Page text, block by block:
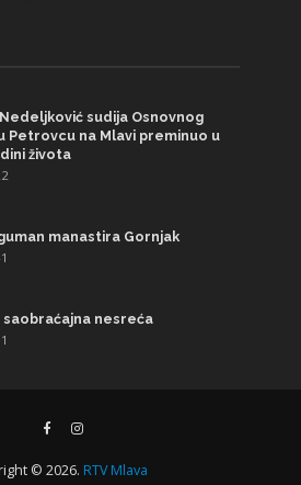
sudija Osnovnog
Petrovcu na Mlavi preminuo u
života
manastira Gornjak
saobraćajna nesreća
© 2026. RTV Mlava